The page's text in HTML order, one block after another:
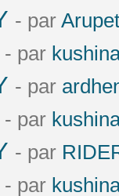
- par
- par
- par
- par
- par
- par